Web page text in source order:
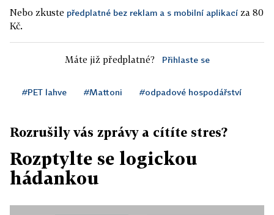
Nebo zkuste předplatné bez reklam a s mobilní aplikací za 80
Kč.
Máte již předplatné? Přihlaste se
#PET lahve #Mattoni #odpadové hospodářství
Rozrušily vás zprávy a cítíte stres?
Rozptylte se logickou
hádankou